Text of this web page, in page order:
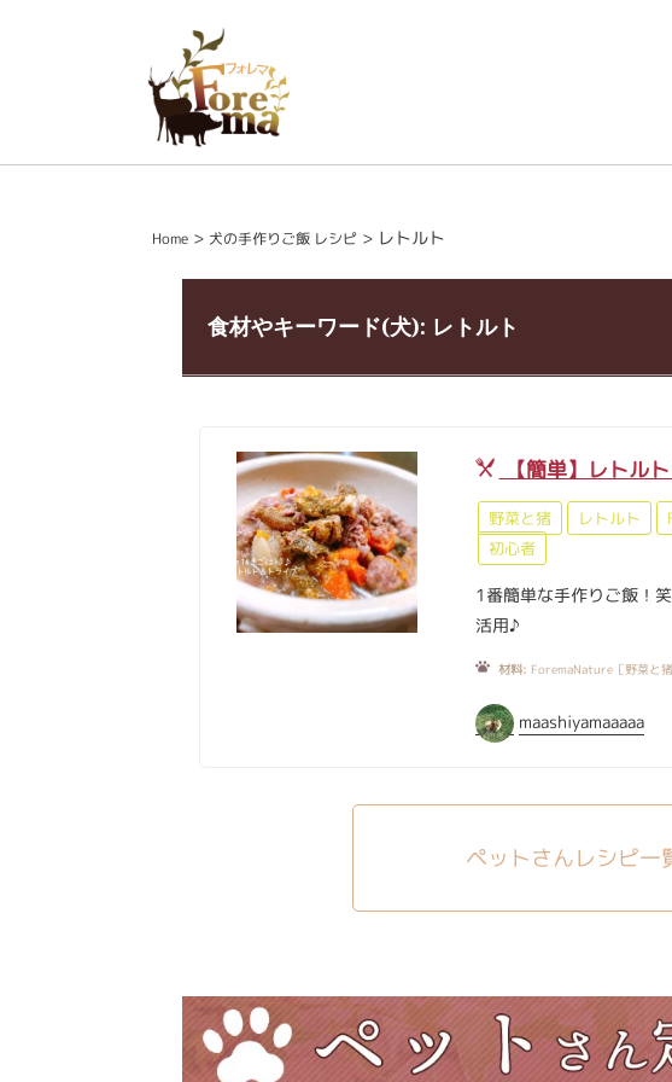
Home> 犬の手作りご飯 レシピ> レトルト
食材やキーワード(犬): レトルト
【簡単】レトル
野菜と猪 レトルト
初心者
1番簡単な手作りご飯！
活用♪
材料: ForemaNature［野菜と
maashiyamaaaaa
ペットさんレシピ一